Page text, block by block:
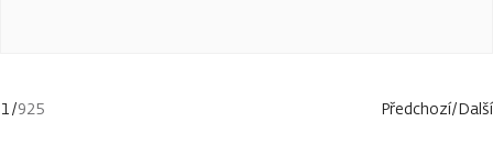
1/925 Předchozí/Další